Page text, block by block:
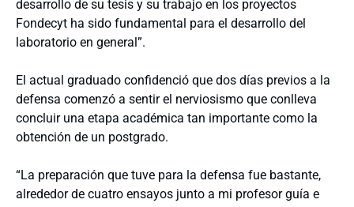
desarrollo de su tesis y su trabajo en los proyectos
Fondecyt ha sido fundamental para el desarrollo del
laboratorio en general”.
El actual graduado confidenció que dos días previos a la
defensa comenzó a sentir el nerviosismo que conlleva
concluir una etapa académica tan importante como la
obtención de un postgrado.
“La preparación que tuve para la defensa fue bastante,
alrededor de cuatro ensayos junto a mi profesor guía e